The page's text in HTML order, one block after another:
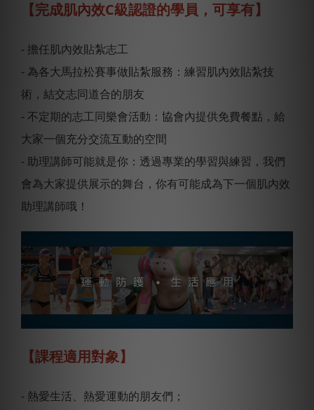
【完成肌內效C級認證的學員，可享有】
- 擔任肌內效貼紮志工
- 為各大馬拉松賽事做貼紮服務：練習肌內效貼紮技
術，結交志同道合的朋友
- 不定期的志工同樂會活動：協會內提供免費餐點，給
大家一個充分交流互動的空間
- 助理講師可能就是你：透過專業的學習與練習，我們
會為大家提供展示的舞台，你有可能成為下一個肌內效
助理講師哦！
【課程適用對象】
- 熱愛生活、熱愛運動的朋友們；